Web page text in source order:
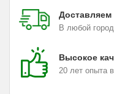
Доставляем
В любой
Высокое
20 лет опыта